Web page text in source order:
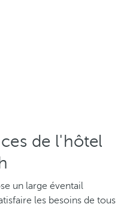
de l'hôtel
un large éventail
les besoins de tous